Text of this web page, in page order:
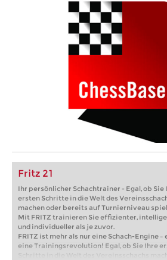
Fritz 21
Ihr persönlicher Schachtrainer - Egal, ob Sie
ersten Schritte in die Welt des
machen oder bereits auf Turnierniveau
Mit FRITZ trainieren Sie effizienter,
und individueller als je zuvor.
FRITZ ist mehr als nur eine Schach-Engine –
eine Trainingsrevolution! Egal, ob Sie Ihre
Schritte in die Welt des Vereinsschachs